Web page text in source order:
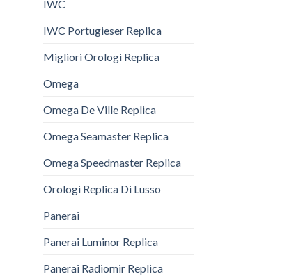
IWC
IWC Portugieser Replica
Migliori Orologi Replica
Omega
Omega De Ville Replica
Omega Seamaster Replica
Omega Speedmaster Replica
Orologi Replica Di Lusso
Panerai
Panerai Luminor Replica
Panerai Radiomir Replica